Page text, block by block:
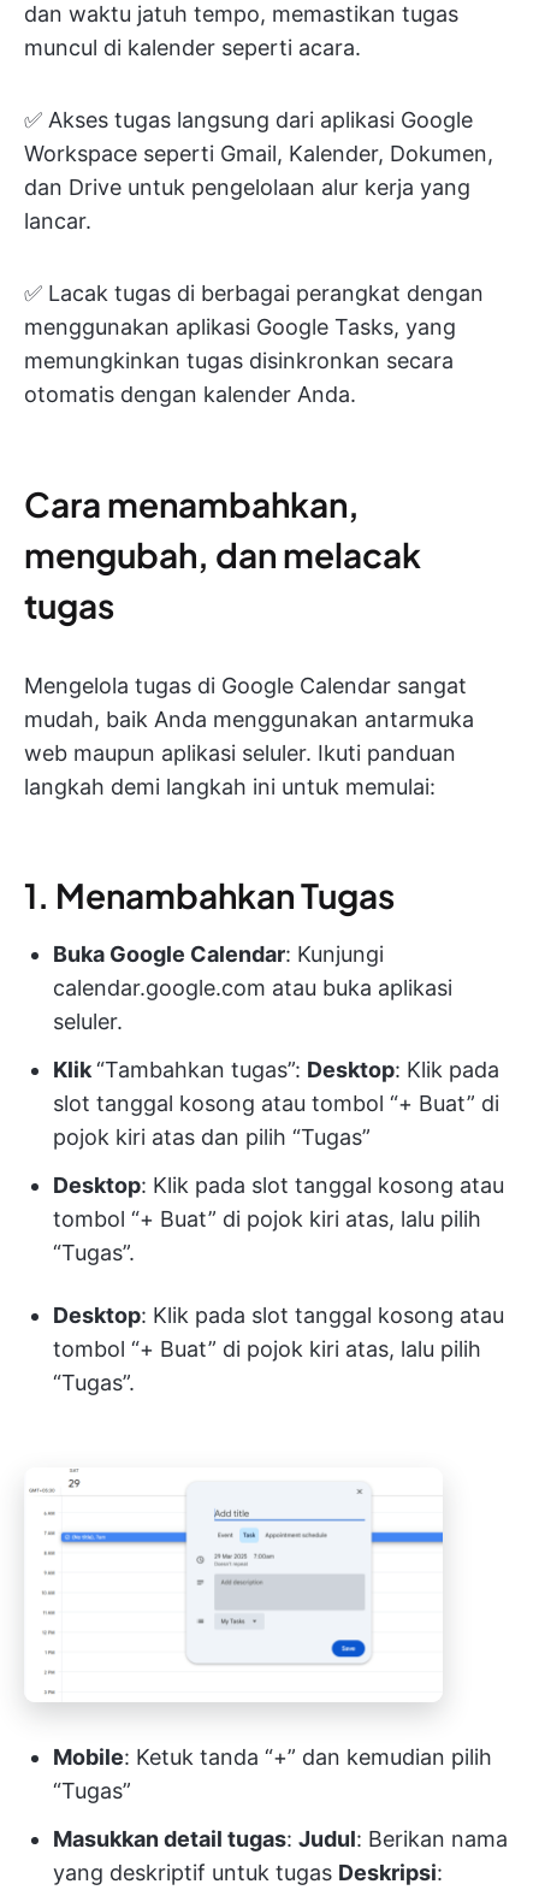
dan waktu jatuh tempo, memastikan tugas
muncul di kalender seperti acara.
✅ Akses tugas langsung dari aplikasi Google
Workspace seperti Gmail, Kalender, Dokumen,
dan Drive untuk pengelolaan alur kerja yang
lancar.
✅ Lacak tugas di berbagai perangkat dengan
menggunakan aplikasi Google Tasks, yang
memungkinkan tugas disinkronkan secara
otomatis dengan kalender Anda.
Cara menambahkan,
mengubah, dan melacak
tugas
Mengelola tugas di Google Calendar sangat
mudah, baik Anda menggunakan antarmuka
web maupun aplikasi seluler. Ikuti panduan
langkah demi langkah ini untuk memulai:
1. Menambahkan Tugas
Buka Google Calendar: Kunjungi
calendar.google.com atau buka aplikasi
seluler.
Klik“Tambahkan tugas”: Desktop: Klik pada
slot tanggal kosong atau tombol “+ Buat” di
pojok kiri atas dan pilih “Tugas”
Desktop: Klik pada slot tanggal kosong atau
tombol “+ Buat” di pojok kiri atas, lalu pilih
“Tugas”.
Desktop: Klik pada slot tanggal kosong atau
tombol “+ Buat” di pojok kiri atas, lalu pilih
“Tugas”.
Mobile: Ketuk tanda “+” dan kemudian pilih
“Tugas”
Masukkan detail tugas: Judul: Berikan nama
yang deskriptif untuk tugas Deskripsi: